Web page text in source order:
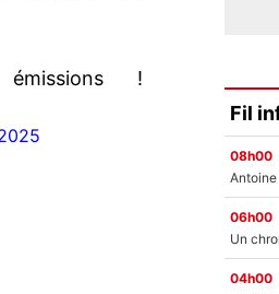
!
Fil
08h00
06h00
04h00